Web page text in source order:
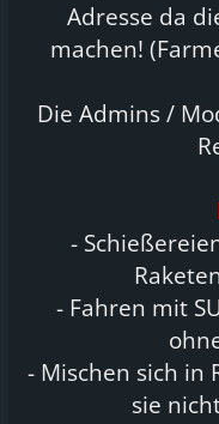
Adresse da
machen!
Die Admins /
-
- Fahren mit
- Mischen sich in
sie